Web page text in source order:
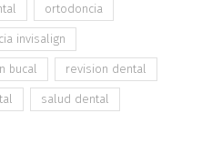
ortodoncia
invisalign
bucal revision dental
salud dental